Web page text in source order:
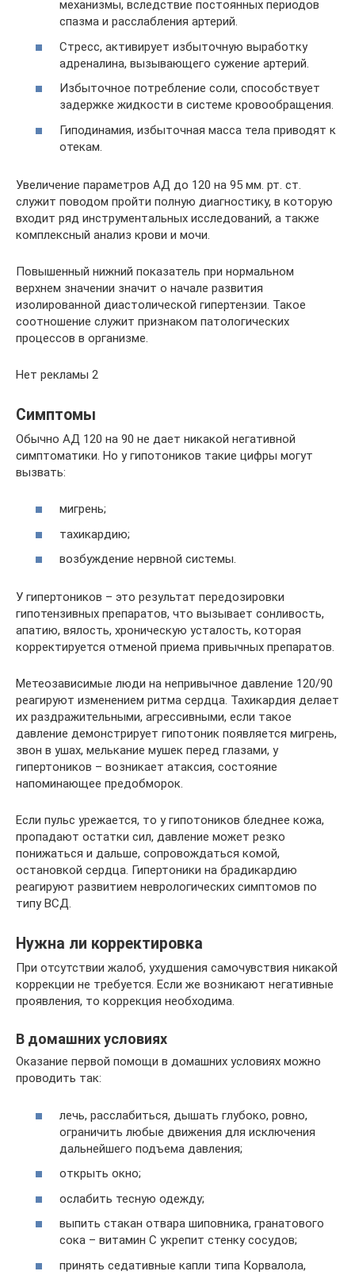
механизмы, вследствие постоянных периодов
спазма и расслабления артерий.
Стресс, активирует избыточную выработку
адреналина, вызывающего сужение артерий.
Избыточное потребление соли, способствует
задержке жидкости в системе кровообращения.
Гиподинамия, избыточная масса тела приводят к
отекам.
Увеличение параметров АД до 120 на 95 мм. рт. ст.
служит поводом пройти полную диагностику, в которую
входит ряд инструментальных исследований, а также
комплексный анализ крови и мочи.
Повышенный нижний показатель при нормальном
верхнем значении значит о начале развития
изолированной диастолической гипертензии. Такое
соотношение служит признаком патологических
процессов в организме.
Нет рекламы 2
Симптомы
Обычно АД 120 на 90 не дает никакой негативной
симптоматики. Но у гипотоников такие цифры могут
вызвать:
мигрень;
тахикардию;
возбуждение нервной системы.
У гипертоников – это результат передозировки
гипотензивных препаратов, что вызывает сонливость,
апатию, вялость, хроническую усталость, которая
корректируется отменой приема привычных препаратов.
Метеозависимые люди на непривычное давление 120/90
реагируют изменением ритма сердца. Тахикардия делает
их раздражительными, агрессивными, если такое
давление демонстрирует гипотоник появляется мигрень,
звон в ушах, мелькание мушек перед глазами, у
гипертоников – возникает атаксия, состояние
напоминающее предобморок.
Если пульс урежается, то у гипотоников бледнее кожа,
пропадают остатки сил, давление может резко
понижаться и дальше, сопровождаться комой,
остановкой сердца. Гипертоники на брадикардию
реагируют развитием неврологических симптомов по
типу ВСД.
Нужна ли корректировка
При отсутствии жалоб, ухудшения самочувствия никакой
коррекции не требуется. Если же возникают негативные
проявления, то коррекция необходима.
В домашних условиях
Оказание первой помощи в домашних условиях можно
проводить так:
лечь, расслабиться, дышать глубоко, ровно,
ограничить любые движения для исключения
дальнейшего подъема давления;
открыть окно;
ослабить тесную одежду;
выпить стакан отвара шиповника, гранатового
сока – витамин С укрепит стенку сосудов;
принять седативные капли типа Корвалола,